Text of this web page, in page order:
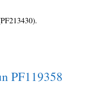
PF119358